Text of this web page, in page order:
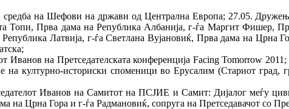
средба на Шефови на држави од Централна Европа; 27.05.
Топи, Прва дама на Република Албанија, г-ѓа Маргит Фишер,
Латвија, г-ѓа Светлана Вујановиќ, Прва дама на Црна
на Претседателската конференција Facing Tomorrow
на културно-историски споменици во Ерусалим (Стариот град,
Иванов на Самитот на ПСЈИЕ и Самит: Дијалог меѓу
Црна Гора и г-ѓа Радмановиќ, сопруга на Претседавачот со